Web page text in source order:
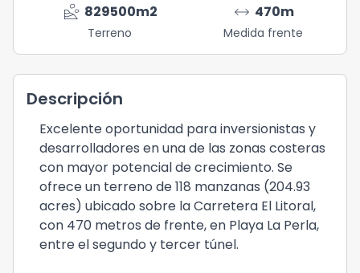
landslide 829500m2
Terreno
arrow_range 470m
Medida frente
Descripción
Excelente oportunidad para inversionistas y
desarrolladores en una de las zonas costeras
con mayor potencial de crecimiento. Se
ofrece un terreno de 118 manzanas (204.93
acres) ubicado sobre la Carretera El Litoral,
con 470 metros de frente, en Playa La Perla,
entre el segundo y tercer túnel.